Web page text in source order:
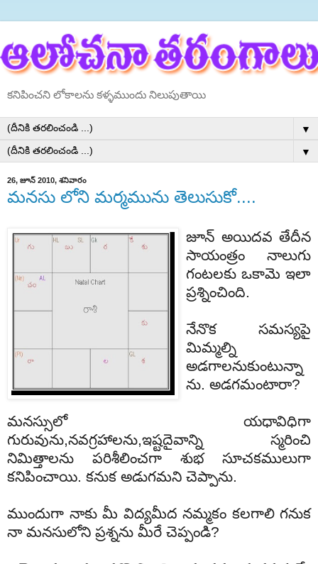
కనిపించని లోకాలను కళ్ళముందు నిలుపుతాయి
▼
▼
26, జూన్ 2010, శనివారం
మనసు లోని మర్మమును తెలుసుకో....
జూన్ అయిదవ తేదీన
సాయంత్రం నాలుగు
గంటలకు ఒకామె ఇలా
ప్రశ్నించింది.
నేనొక సమస్యపై
మిమ్మల్ని
అడగాలనుకుంటున్నా
ను. అడగమంటారా?
మనస్సులో యధావిధిగా
గురువును,నవగ్రహాలను,ఇష్టదైవాన్ని స్మరించి
నిమిత్తాలను పరిశీలించగా శుభ సూచకములుగా
కనిపించాయి. కనుక అడుగమని చెప్పాను.
ముందుగా నాకు మీ విద్యమీద నమ్మకం కలగాలి గనుక
నా మనసులోని ప్రశ్నను మీరే చెప్పండి?